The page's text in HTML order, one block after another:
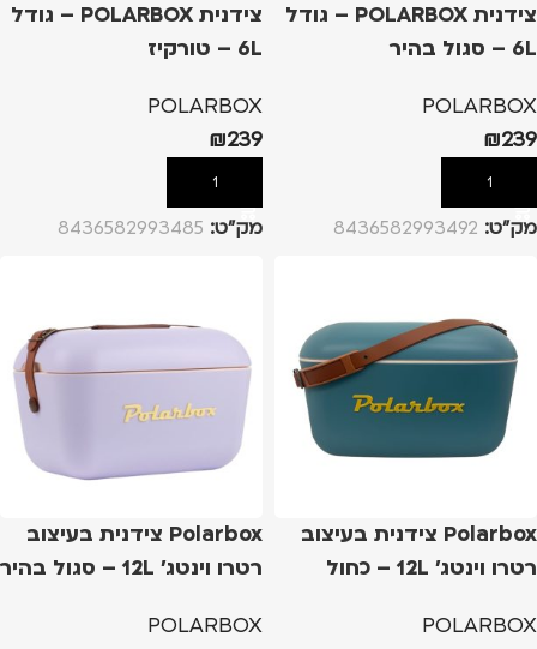
צידנית POLARBOX – גודל
6L – סגול בהיר
POLARBOX
₪239
הוספה לסל
מק”ט: 8436582993492
צידנית POLARBOX – גודל
6L – טורקיז
POLARBOX
₪239
הוספה לסל
מק”ט: 8436582993485
Polarbox צידנית בעיצוב
רטרו וינטג' 12L – כחול
POLARBOX
Polarbox צידנית בעיצוב
רטרו וינטג' 12L – סגול בהיר
POLARBOX